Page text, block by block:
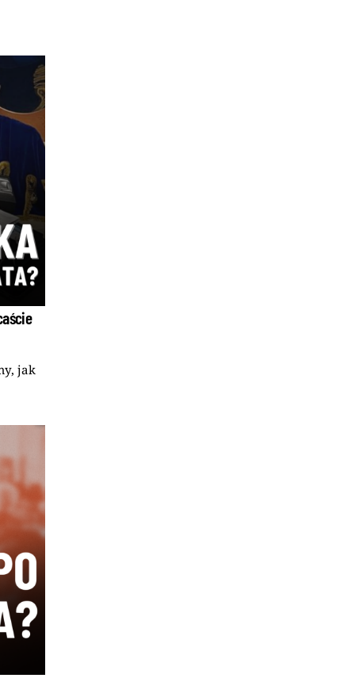
jak